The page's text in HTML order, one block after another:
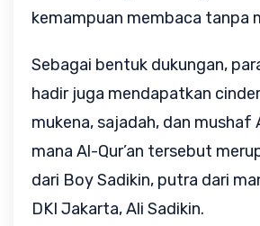
kemampuan membaca tanpa
Sebagai bentuk dukungan,
hadir juga mendapatkan
mukena, sajadah, dan mushaf
mana Al-Qur’an tersebut
dari Boy Sadikin, putra dari
DKI Jakarta, Ali Sadikin.